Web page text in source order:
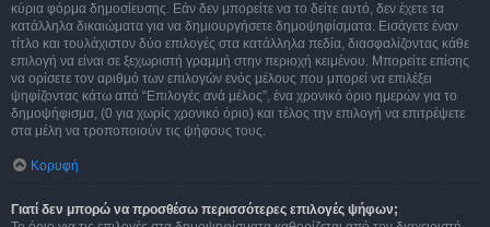
κύρια φόρμα δημοσίευσης. Εάν δεν μπορείτε να το δείτε αυτό, δεν έχετε τα
κατάλληλα δικαιώματα για να δημιουργήσετε δημοψηφίσματα. Εισάγετε έναν
τίτλο και τουλάχιστον δύο επιλογές στα κατάλληλα πεδία, διασφαλίζοντας κάθε
επιλογή να είναι σε ξεχωριστή γραμμή στην περιοχή κειμένου. Μπορείτε επίσης
να ορίσετε τον αριθμό των επιλογών ενός μέλους που μπορεί να επιλέξει
ψηφίζοντας κάτω από “Επιλογές ανά μέλος”, ένα χρονικό όριο ημερών για το
δημοψήφισμα, (0 για χωρίς χρονικό όριο) και τέλος την επιλογή να επιτρέψετε
στα μέλη να τροποποιούν τις ψήφους τους.
Κορυφή
Γιατί δεν μπορώ να προσθέσω περισσότερες επιλογές ψήφων;